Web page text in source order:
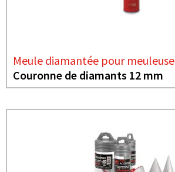
Meule diamantée pour meuleuse
Couronne de diamants 12 mm